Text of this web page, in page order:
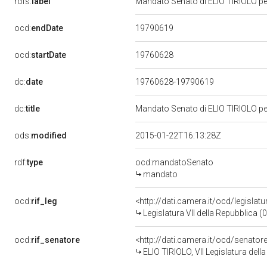
ocd:endDate 19790619
ocd:startDate 19760628
dc:date 19760628-19790619
dc:title Mandato Senato di ELIO TIRIOLO
ods:modified 2015-01-22T16:13:28Z
rdf:type
ocd:mandatoSenato
mandato
ocd:rif_leg
<http://dati.camera.it/ocd/
Legislatura VII della Repubblica
ocd:rif_senatore
<http://dati.camera.it/ocd/
ELIO TIRIOLO, VII Legislatura